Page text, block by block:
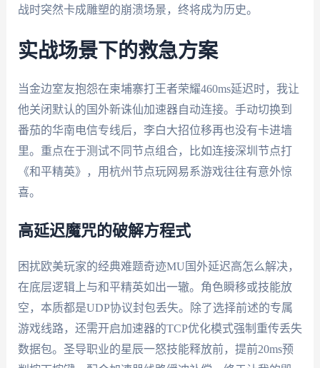
战时突然卡成雕塑的崩溃场景，终将成为历史。
实战场景下的救急方案
当金边室友抱怨在柬埔寨打王者荣耀460ms延迟时，我让
他关闭默认的国外新诛仙加速器自动连接。手动切换到
番茄的华南电信专线后，李白大招位移再也没有卡进墙
里。重点在于测试不同节点组合，比如连接深圳节点打
《和平精英》，用杭州节点玩网易系游戏往往有意外惊
喜。
高延迟魔咒的破解方程式
困扰欧美玩家的经典难题奇迹MU国外延迟高怎么解决，
在底层逻辑上与和平精英如出一辙。角色瞬移或技能放
空，本质都是UDP协议封包丢失。除了选择前述的专属
游戏线路，还需开启加速器的TCP优化模式强制重传丢失
数据包。圣导职业的星辰一怒技能释放前，提前20ms预